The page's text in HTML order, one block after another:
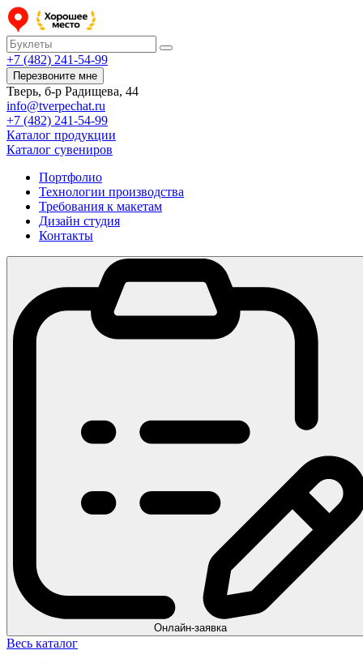
+7 (482) 241-54-99
Перезвоните мне
Тверь, б-р Радищева, 44
info@tverpechat.ru
+7 (482) 241-54-99
Каталог продукции
Каталог сувениров
Портфолио
Технологии производства
Требования к макетам
Дизайн студия
Контакты
Онлайн-заявка
Весь каталог